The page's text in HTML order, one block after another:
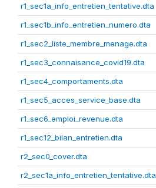
r1_sec1a_info_entretien_tentative.dta
r1_sec1b_info_entretien_numero.dta
r1_sec2_liste_membre_menage.dta
r1_sec3_connaisance_covid19.dta
r1_sec4_comportaments.dta
r1_sec5_acces_service_base.dta
r1_sec6_emploi_revenue.dta
r1_sec12_bilan_entretien.dta
r2_sec0_cover.dta
r2_sec1a_info_entretien_tentative.dta